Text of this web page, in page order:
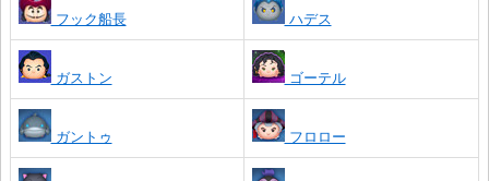
フック船長 ハデス
ガストン ゴーテル
ガントゥ フロロー